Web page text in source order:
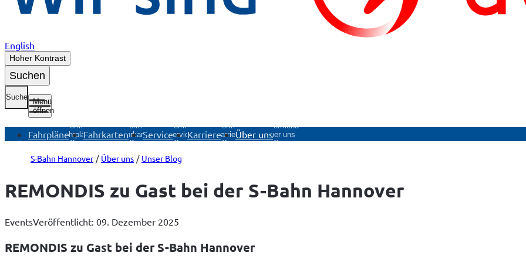
English
Hoher Kontrast
Suchen
Suche
Menü
öffnen
Fahrpläne
Untermenü
Fahrpläne
öffnen
Fahrkarten
Untermenü
Fahrkarten
öffnen
Service
Untermenü
Service
öffnen
Karriere
Untermenü
Karriere
öffnen
Über uns
Untermenü
Über uns
öffnen
S-Bahn Hannover Über uns Unser Blog
REMONDIS zu Gast bei der S-Bahn Hannover
EventsVeröffentlicht: 09. Dezember 2025
REMONDIS zu Gast bei der S-Bahn Hannover